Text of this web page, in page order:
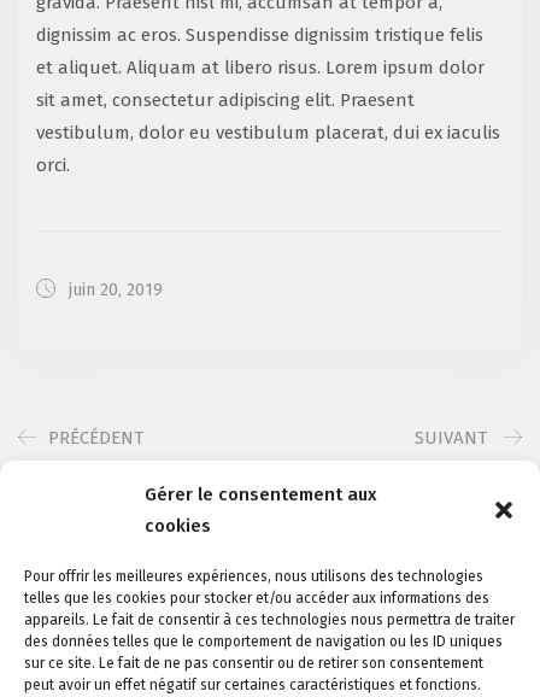
Gérer le consentement aux
cookies
Pour offrir les meilleures expériences, nous utilisons des technologies
telles que les cookies pour stocker et/ou accéder aux informations des
appareils. Le fait de consentir à ces technologies nous permettra de traiter
des données telles que le comportement de navigation ou les ID uniques
sur ce site. Le fait de ne pas consentir ou de retirer son consentement
peut avoir un effet négatif sur certaines caractéristiques et fonctions.
dignissim ac eros. Suspendisse dignissim tristique felis
et aliquet. Aliquam at libero risus. Lorem ipsum dolor
sit amet, consectetur adipiscing elit. Praesent
vestibulum, dolor eu vestibulum placerat, dui ex iaculis
orci.
juin 20, 2019
PRÉCÉDENT SUIVANT